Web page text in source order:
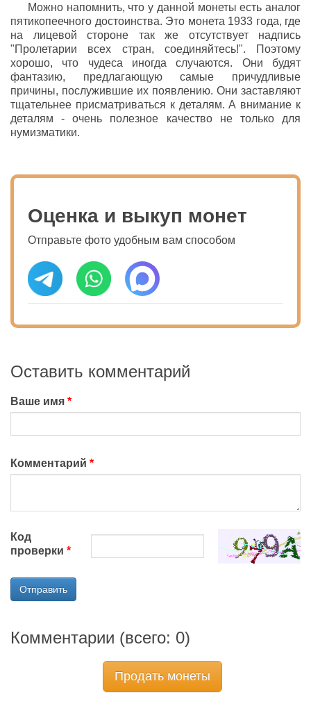
Можно напомнить, что у данной монеты есть аналог
пятикопеечного достоинства. Это монета 1933 года, где
на лицевой стороне так же отсутствует надпись
"Пролетарии всех стран, соединяйтесь!". Поэтому
хорошо, что чудеса иногда случаются. Они будят
фантазию, предлагающую самые причудливые
причины, послужившие их появлению. Они заставляют
тщательнее присматриваться к деталям. А внимание к
деталям - очень полезное качество не только для
нумизматики.
Оценка и выкуп монет
Отправьте фото удобным вам способом
Оставить комментарий
Ваше имя
Комментарий
Код
проверки
Отправить
Комментарии (всего: 0)
Продать монеты